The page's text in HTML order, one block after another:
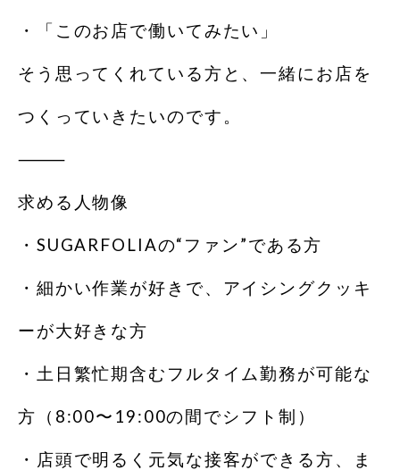
・「このお店で働いてみたい」
そう思ってくれている方と、一緒にお店を
つくっていきたいのです。
⸻
求める人物像
・SUGARFOLIAの“ファン”である方
・細かい作業が好きで、アイシングクッキ
ーが大好きな方
・土日繁忙期含むフルタイム勤務が可能な
方（8:00〜19:00の間でシフト制）
・店頭で明るく元気な接客ができる方、ま